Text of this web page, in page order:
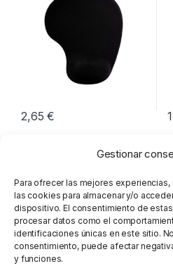
Gestionar
Para ofrecer las mejores
las cookies para almacenar y/o
dispositivo. El consentimiento de
procesar datos como el
identificaciones únicas en este sitio.
consentimiento, puede afectar
y funciones.
2,65€